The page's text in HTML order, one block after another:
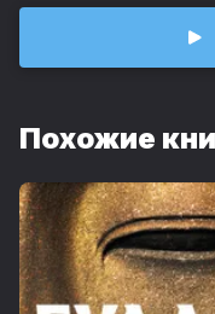
историей и
рассматривающих
Похожие